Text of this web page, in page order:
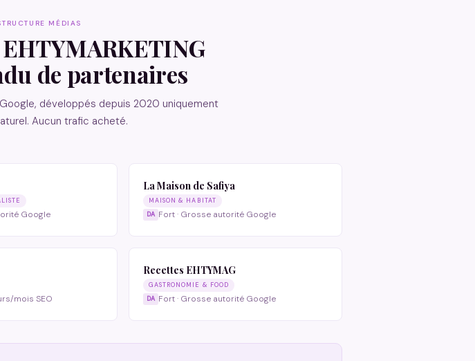
MÉDIAS
de partenaires
développés depuis 2020 uniquement
Aucun trafic acheté.
Google
La Maison de Safiya
MAISON & HABITAT
Fort · Grosse autorité Google
mois SEO
Recettes EHTYMAG
GASTRONOMIE & FOOD
Fort · Grosse autorité Google